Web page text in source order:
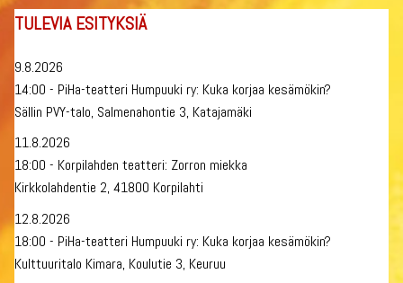
TULEVIA ESITYKSIÄ
9.8.2026
14:00 - PiHa-teatteri Humpuuki ry: Kuka korjaa kesämökin?
Sällin PVY-talo, Salmenahontie 3, Katajamäki
11.8.2026
18:00 - Korpilahden teatteri: Zorron miekka
Kirkkolahdentie 2, 41800 Korpilahti
12.8.2026
18:00 - PiHa-teatteri Humpuuki ry: Kuka korjaa kesämökin?
Kulttuuritalo Kimara, Koulutie 3, Keuruu